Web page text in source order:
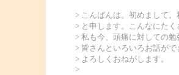
> こんばんは。初めまして
> と申します。こんなにた
> 私も今、頭痛に対しての勉
> 皆さんといろいろお話がで
> よろしくおねがします。
>